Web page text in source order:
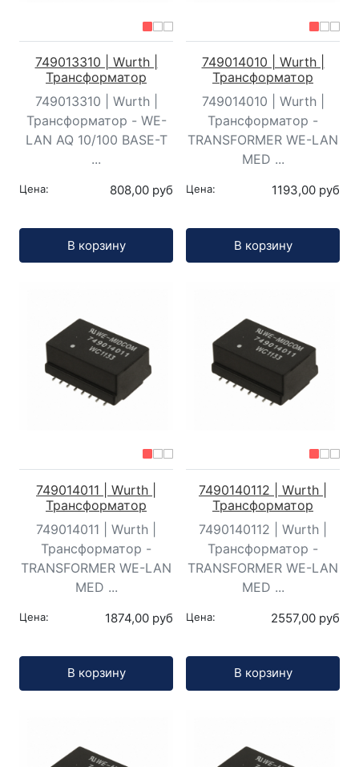
749013310 | Wurth |
Трансформатор
749013310 | Wurth |
Трансформатор - WE-
LAN AQ 10/100 BASE-T
...
Цена: 808,00 руб
В корзину
749014010 | Wurth |
Трансформатор
749014010 | Wurth |
Трансформатор -
TRANSFORMER WE-LAN
MED ...
Цена: 1193,00 руб
В корзину
749014011 | Wurth |
Трансформатор
749014011 | Wurth |
Трансформатор -
TRANSFORMER WE-LAN
MED ...
Цена: 1874,00 руб
В корзину
7490140112 | Wurth |
Трансформатор
7490140112 | Wurth |
Трансформатор -
TRANSFORMER WE-LAN
MED ...
Цена: 2557,00 руб
В корзину